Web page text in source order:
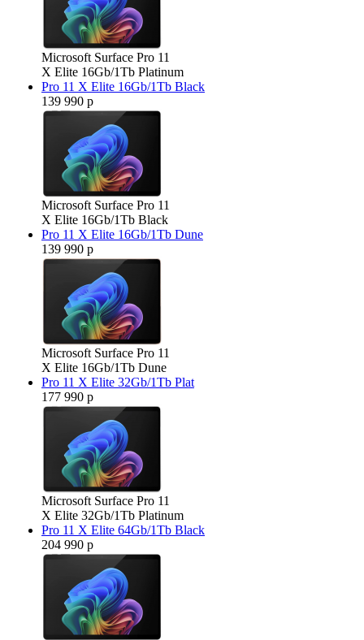
Microsoft Surface Pro 11
X Elite 16Gb/1Tb Platinum
Pro 11 X Elite 16Gb/1Tb Black
139 990 р
Microsoft Surface Pro 11
X Elite 16Gb/1Tb Black
Pro 11 X Elite 16Gb/1Tb Dune
139 990 р
Microsoft Surface Pro 11
X Elite 16Gb/1Tb Dune
Pro 11 X Elite 32Gb/1Tb Plat
177 990 р
Microsoft Surface Pro 11
X Elite 32Gb/1Tb Platinum
Pro 11 X Elite 64Gb/1Tb Black
204 990 р